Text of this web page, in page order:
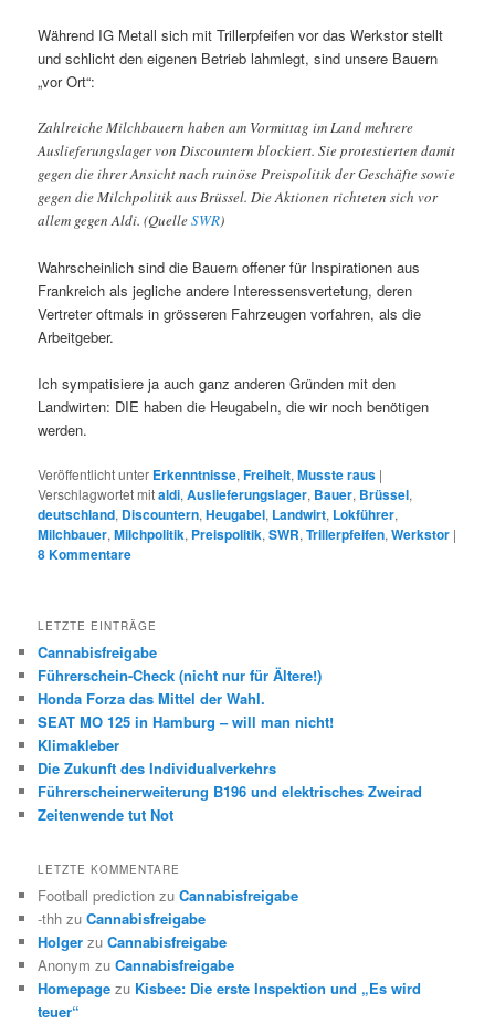
Während IG Metall sich mit Trillerpfeifen vor das Werkstor stellt
und schlicht den eigenen Betrieb lahmlegt, sind unsere Bauern
„vor Ort“:
Zahlreiche Milchbauern haben am Vormittag im Land mehrere
Auslieferungslager von Discountern blockiert. Sie protestierten damit
gegen die ihrer Ansicht nach ruinöse Preispolitik der Geschäfte sowie
gegen die Milchpolitik aus Brüssel. Die Aktionen richteten sich vor
allem gegen Aldi. (QuelleSWR)
Wahrscheinlich sind die Bauern offener für Inspirationen aus
Frankreich als jegliche andere Interessensvertetung, deren
Vertreter oftmals in grösseren Fahrzeugen vorfahren, als die
Arbeitgeber.
Ich sympatisiere ja auch ganz anderen Gründen mit den
Landwirten: DIE haben die Heugabeln, die wir noch benötigen
werden.
Veröffentlicht unter Erkenntnisse,Freiheit,Musste raus |
Verschlagwortet mitaldi,Auslieferungslager, Bauer, Brüssel,
deutschland, Discountern,Heugabel, Landwirt, Lokführer,
Milchbauer,Milchpolitik, Preispolitik,SWR,Trillerpfeifen,Werkstor |
8Kommentare
LETZTE EINTRÄGE
Cannabisfreigabe
Führerschein-Check (nicht nur für Ältere!)
Honda Forza das Mittel der Wahl.
SEAT MO 125 in Hamburg – will man nicht!
Klimakleber
Die Zukunft des Individualverkehrs
Führerscheinerweiterung B196 und elektrisches Zweirad
Zeitenwende tut Not
LETZTE KOMMENTARE
Football prediction zuCannabisfreigabe
-thh zuCannabisfreigabe
Holger zuCannabisfreigabe
Anonym zuCannabisfreigabe
Homepage zu Kisbee: Die erste Inspektion und „Es wird
teuer“